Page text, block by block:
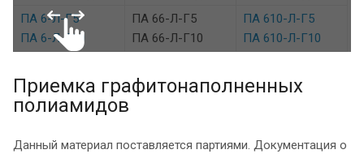
ПА 6-Л-Г5
ПА 6-Л-Г10
ПА 66-Л-Г5
ПА 66-Л-Г10
ПА 610-Л-Г5
ПА 610-Л-Г10
Приемка графитонаполненных
полиамидов
Данный материал поставляется партиями. Документация о